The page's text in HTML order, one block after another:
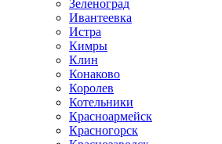
Зеленоград
Ивантеевка
Истра
Кимры
Клин
Конаково
Королев
Котельники
Красноармейск
Красногорск